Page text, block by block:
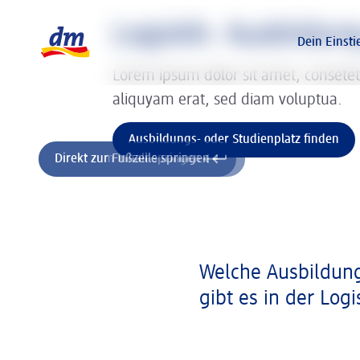
Direkt zum Inhalt springen
Direkt zur Fußzeile springen
Dein
Logistik:
Lorem ipsum dolor sit amet,
aliquyam erat, sed diam voluptua.
Ausbildungs- oder Studienplatz finden
Welche
gibt es in der